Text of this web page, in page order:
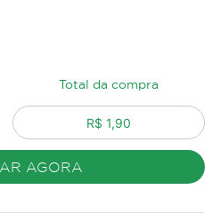
Total da compra
R$ 1,90
AGORA